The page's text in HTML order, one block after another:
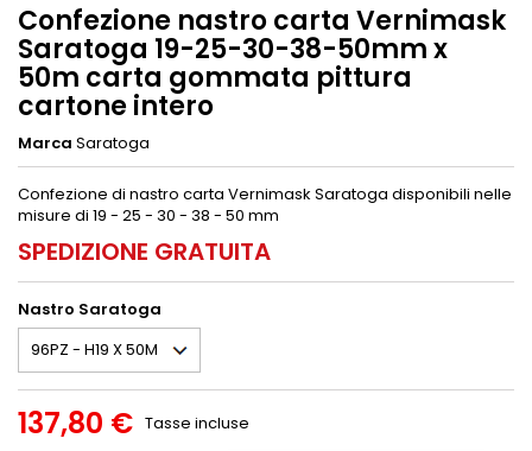
Confezione nastro carta Vernimask
Saratoga 19-25-30-38-50mm x
50m carta gommata pittura
cartone intero
Marca Saratoga
Confezione di nastro carta Vernimask Saratoga disponibili nelle
misure di 19 - 25 - 30 - 38 - 50 mm
SPEDIZIONE GRATUITA
Nastro Saratoga
137,80 € Tasse incluse